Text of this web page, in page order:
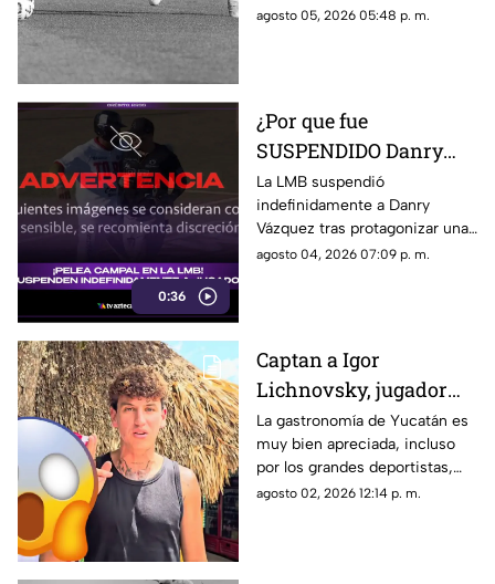
rayo. Conoce los detalles.
agosto 05, 2026 05:48 p. m.
0:36
¿Por que fue
SUSPENDIDO Danry
Vázquez de la LMB?
Filtran video de la
BRUTAL agresión
La LMB suspendió
indefinidamente a Danry
Vázquez tras protagonizar una
pelea campal, en la cual un
agosto 04, 2026 07:09 p. m.
Captan a Igor
Lichnovsky, jugador
del Club América,
comiendo POC CHUC en
Yucatán; ¿en dónde
está?
La gastronomía de Yucatán es
muy bien apreciada, incluso
por los grandes deportistas,
Igor Lichnovsky, jugador del
agosto 02, 2026 12:14 p. m.